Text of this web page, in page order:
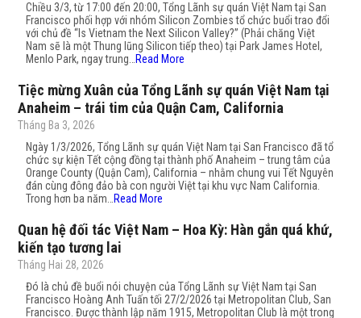
Chiều 3/3, từ 17:00 đến 20:00, Tổng Lãnh sự quán Việt Nam tại San
Francisco phối hợp với nhóm Silicon Zombies tổ chức buổi trao đổi
với chủ đề “Is Vietnam the Next Silicon Valley?” (Phải chăng Việt
Nam sẽ là một Thung lũng Silicon tiếp theo) tại Park James Hotel,
Menlo Park, ngay trung… Read More
Tiệc mừng Xuân của Tổng Lãnh sự quán Việt Nam tại
Anaheim – trái tim của Quận Cam, California
Tháng Ba 3, 2026
Ngày 1/3/2026, Tổng Lãnh sự quán Việt Nam tại San Francisco đã tổ
chức sự kiện Tết cộng đồng tại thành phố Anaheim – trung tâm của
Orange County (Quận Cam), California – nhằm chung vui Tết Nguyên
đán cùng đông đảo bà con người Việt tại khu vực Nam California.
Trong hơn ba năm… Read More
Quan hệ đối tác Việt Nam – Hoa Kỳ: Hàn gắn quá khứ,
kiến tạo tương lai
Tháng Hai 28, 2026
Đó là chủ đề buổi nói chuyện của Tổng Lãnh sự Việt Nam tại San
Francisco Hoàng Anh Tuấn tối 27/2/2026 tại Metropolitan Club, San
Francisco. Được thành lập năm 1915, Metropolitan Club là một trong